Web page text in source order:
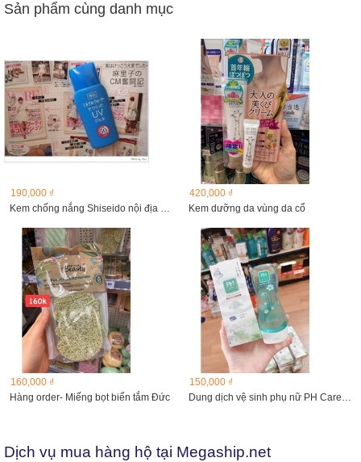
Sản phẩm cùng danh mục
190,000 ₫
Kem chống nắng Shiseido nội địa Nhật với SPF 50/PA+++...
420,000 ₫
Kem dưỡng da vùng da cổ
160,000 ₫
Hàng order- Miếng bọt biển tắm Đức
150,000 ₫
Dung dịch vệ sinh phụ nữ PH Care Nhật Bản, 150ml
Dịch vụ mua hàng hộ tại Megaship.net